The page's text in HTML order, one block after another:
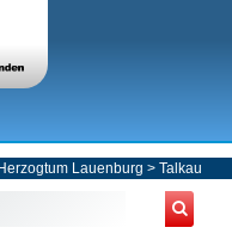
Lauenburg > Talkau